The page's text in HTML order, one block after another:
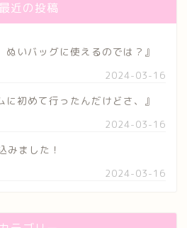
最近の投稿
ぬいバッグに使えるのでは？』
2024-03-16
に初めて行ったんだけどさ、』
2024-03-16
みました！
2024-03-16